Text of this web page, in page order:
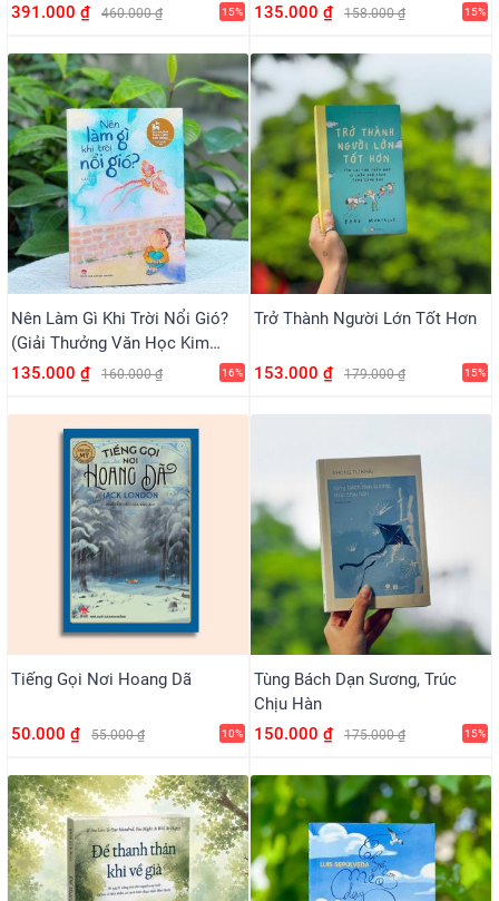
Cuốn)
391.000 ₫ 460.000 ₫ 15%
135.000 ₫
158.000 ₫ 15%
Nên Làm Gì Khi Trời Nổi Gió?
(Giải Thưởng Văn Học Kim
Đồng 2025)
135.000 ₫ 160.000 ₫ 16%
Trở Thành Người Lớn Tốt Hơn
153.000 ₫ 179.000 ₫ 15%
Tiếng Gọi Nơi Hoang Dã
50.000 ₫ 55.000 ₫ 10%
Tùng Bách Dạn Sương, Trúc
Chịu Hàn
150.000 ₫
175.000 ₫ 15%